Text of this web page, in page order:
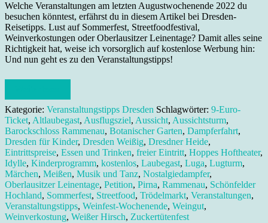
Welche Veranstaltungen am letzten Augustwochenende 2022 du
besuchen könntest, erfährst du in diesem Artikel bei Dresden-
Reisetipps. Lust auf Sommerfest, Streetfoodfestival,
Weinverkostungen oder Oberlausitzer Leinentage? Damit alles seine
Richtigkeit hat, weise ich vorsorglich auf kostenlose Werbung hin:
Und nun geht es zu den Veranstaltungstipps!
Kategorie: Veranstaltungstipps Dresden Schlagwörter: 9-Euro-
Ticket, Altlaubegast, Ausflugsziel, Aussicht, Aussichtsturm,
Barockschloss Rammenau, Botanischer Garten, Dampferfahrt,
Dresden für Kinder, Dresden Weißig, Dresdner Heide,
Eintrittspreise, Essen und Trinken, freier Eintritt, Hoppes Hoftheater,
Idylle, Kinderprogramm, kostenlos, Laubegast, Luga, Lugturm,
Märchen, Meißen, Musik und Tanz, Nostalgiedampfer,
Oberlausitzer Leinentage, Petition, Pirna, Rammenau, Schönfelder
Hochland, Sommerfest, Streetfood, Trödelmarkt, Veranstaltungen,
Veranstaltungstipps, Weinfest-Wochenende, Weingut,
Weinverkostung, Weißer Hirsch, Zuckertütenfest